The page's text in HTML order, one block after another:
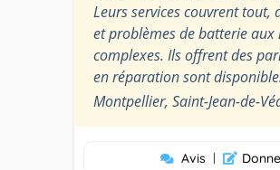
Leurs services couvrent tout,
et problèmes de batterie
complexes. Ils offrent des
en réparation sont
Montpellier, Saint-Jean-de-
Avis |